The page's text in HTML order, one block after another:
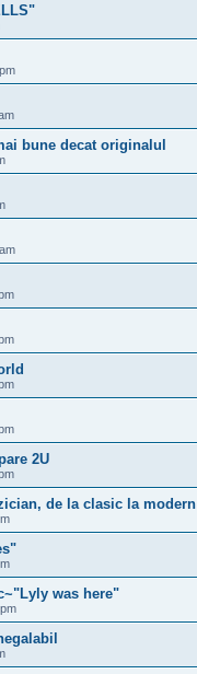
bune decat originalul
2U
de la clasic la modern
was here"